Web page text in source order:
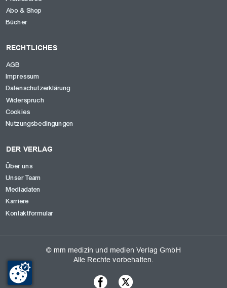
Abo & Shop
Bücher
RECHTLICHES
AGB
Impressum
Datenschutzerklärung
Widerspruch
Cookies
Nutzungsbedingungen
DER VERLAG
Über uns
Unser Team
Mediadaten
Karriere
Kontaktformular
© mm medizin und medien Verlag GmbH
Alle Rechte vorbehalten.